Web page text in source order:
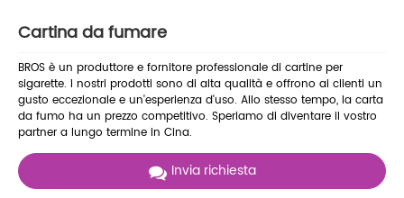
Cartina da fumare
BROS è un produttore e fornitore professionale di cartine per
sigarette. I nostri prodotti sono di alta qualità e offrono ai clienti un
gusto eccezionale e un'esperienza d'uso. Allo stesso tempo, la carta
da fumo ha un prezzo competitivo. Speriamo di diventare il vostro
partner a lungo termine in Cina.
Invia richiesta